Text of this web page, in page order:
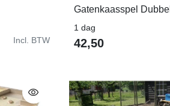
Incl. BTW
Gatenkaasspel Dubbel
1 dag
42,50